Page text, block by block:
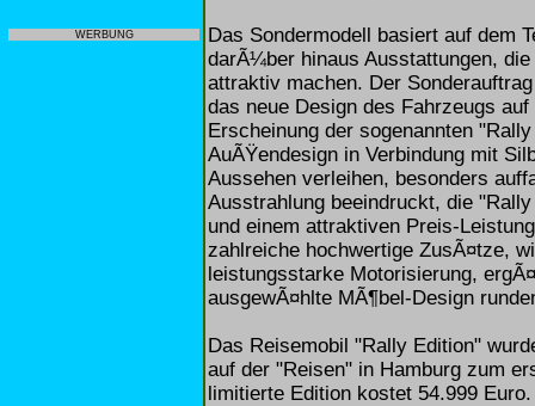
WERBUNG
Das Sondermodell basiert auf dem
darÃ¼ber hinaus Ausstattungen,
attraktiv machen. Der
das neue Design des Fahrzeugs
Erscheinung der sogenannten
AuÃŸendesign in Verbindung mit
Aussehen verleihen, besonders
Ausstrahlung beeindruckt, die
und einem attraktiven Preis-
zahlreiche hochwertige ZusÃ¤tze,
leistungsstarke Motorisierung,
ausgewÃ¤hlte MÃ¶bel-Design
Das Reisemobil "Rally Edition"
auf der "Reisen" in Hamburg zum
limitierte Edition kostet 54.999 Euro.